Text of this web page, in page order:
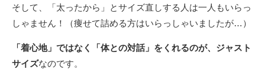
そして、「太ったから」とサイズ直しする人は一人もいらっ
しゃません！（痩せて詰める方はいらっしゃいましたが…）
「着心地」ではなく「体との対話」をくれるのが、ジャスト
サイズなのです。